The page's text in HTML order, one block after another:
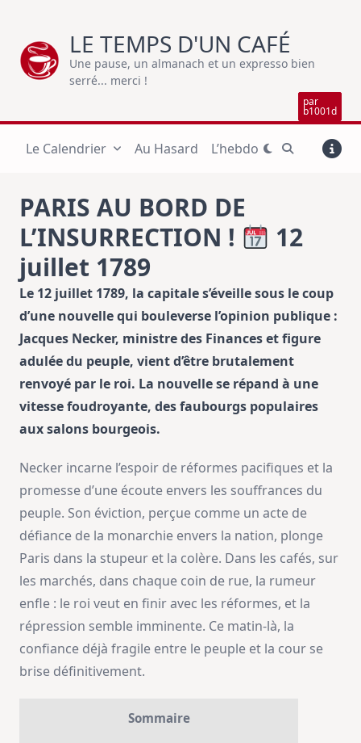
content
LE TEMPS D'UN CAFÉ
Une pause, un almanach et un expresso bien
serré... merci !
par
b1001d
Le Calendrier Au Hasard L’hebdo
PARIS AU BORD DE
L’INSURRECTION !
12
juillet 1789
Le 12 juillet 1789, la capitale s’éveille sous le coup
d’une nouvelle qui bouleverse l’opinion publique :
Jacques Necker, ministre des Finances et figure
adulée du peuple, vient d’être brutalement
renvoyé par le roi. La nouvelle se répand à une
vitesse foudroyante, des faubourgs populaires
aux salons bourgeois.
Necker incarne l’espoir de réformes pacifiques et la
promesse d’une écoute envers les souffrances du
peuple. Son éviction, perçue comme un acte de
défiance de la monarchie envers la nation, plonge
Paris dans la stupeur et la colère. Dans les cafés, sur
les marchés, dans chaque coin de rue, la rumeur
enfle : le roi veut en finir avec les réformes, et la
répression semble imminente. Ce matin-là, la
confiance déjà fragile entre le peuple et la cour se
brise définitivement.
Sommaire